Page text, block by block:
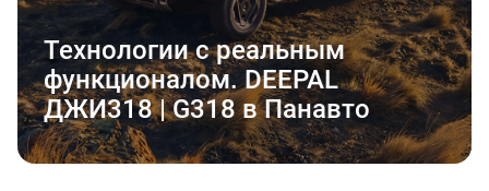
Технологии с реальным
функционалом. DEEPAL
ДЖИ318 | G318 в Панавто